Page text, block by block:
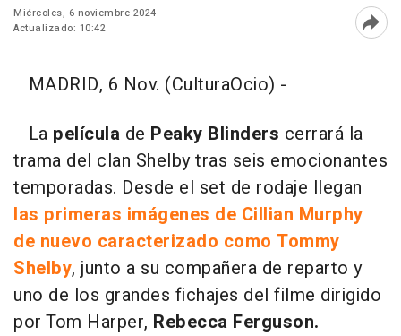
Miércoles, 6 noviembre 2024
Actualizado: 10:42
MADRID, 6 Nov. (CulturaOcio) -
La película de Peaky Blinders cerrará la
trama del clan Shelby tras seis emocionantes
temporadas. Desde el set de rodaje llegan
las primeras imágenes de Cillian Murphy
de nuevo caracterizado como Tommy
Shelby, junto a su compañera de reparto y
uno de los grandes fichajes del filme dirigido
por Tom Harper, Rebecca Ferguson.